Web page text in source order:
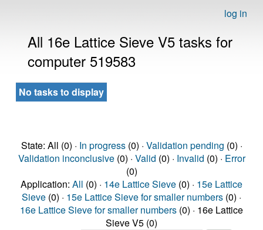
log in
All 16e Lattice Sieve V5 tasks for
computer 519583
No tasks to display
State: All (0) · In progress(0) · Validation pending (0) ·
Validation inconclusive(0) · Valid (0) · Invalid (0) · Error
(0)
Application: All (0) · 14e Lattice Sieve (0) · 15e Lattice
Sieve (0) · 15e Lattice Sieve for smaller numbers (0) ·
16e Lattice Sieve for smaller numbers (0) · 16e Lattice
Sieve V5 (0)